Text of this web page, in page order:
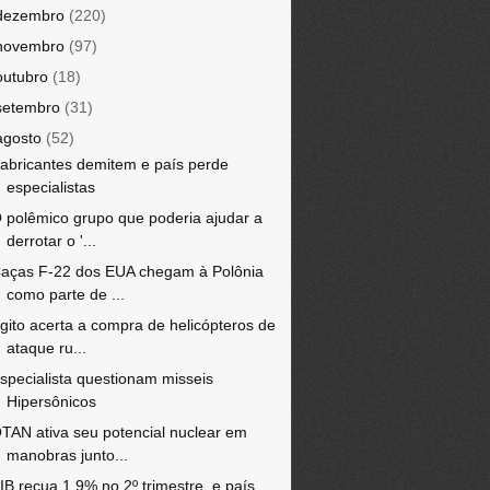
(220)
(97)
(18)
(31)
(52)
demitem e país perde
especialistas
polêmico grupo que poderia ajudar a
derrotar o '...
F-22 dos EUA chegam à Polônia
como parte de ...
acerta a compra de helicópteros de
ataque ru...
questionam misseis
Hipersônicos
ativa seu potencial nuclear em
manobras junto...
recua 1,9% no 2º trimestre, e país